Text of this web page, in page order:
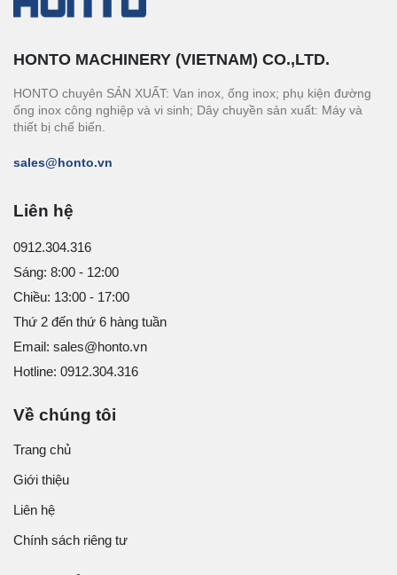
HONTO MACHINERY (VIETNAM) CO.,LTD.
HONTO chuyên SẢN XUẤT: Van inox, ống inox; phụ kiện đường
ống inox công nghiệp và vi sinh; Dây chuyền sản xuất: Máy và
thiết bị chế biến.
sales@honto.vn
Liên hệ
0912.304.316
Sáng: 8:00 - 12:00
Chiều: 13:00 - 17:00
Thứ 2 đến thứ 6 hàng tuần
Email: sales@honto.vn
Hotline: 0912.304.316
Về chúng tôi
Trang chủ
Giới thiệu
Liên hệ
Chính sách riêng tư